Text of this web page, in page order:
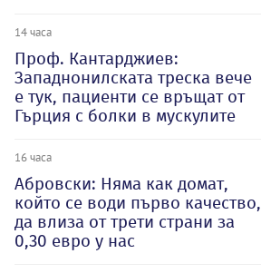
14 часа
Проф. Кантарджиев:
Западнонилската треска вече
е тук, пациенти се връщат от
Гърция с болки в мускулите
16 часа
Абровски: Няма как домат,
който се води първо качество,
да влиза от трети страни за
0,30 евро у нас